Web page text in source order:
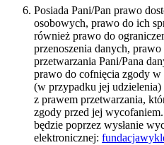
Posiada Pani/Pan prawo
osobowych, prawo do ich
również prawo do
przenoszenia danych,
przetwarzania Pani/Pana
prawo do cofnięcia zgody
(w przypadku jej udzielenia)
z prawem przetwarzania,
zgody przed jej
będzie poprzez wysłanie
elektronicznej: